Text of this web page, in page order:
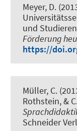
Meyer, D.
und
Förderung
https://
Müller, C.
Rothstein, &
Schneider